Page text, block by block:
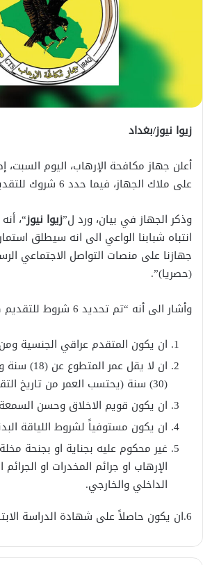
زيوا نيوز/بغداد
أعلن جهاز مكافحة الإرهاب، اليوم السبت،
على ملاك الجهاز، فيما حدد 6 شروك للتقديم.
وذكر الجهاز في بيان، ورد ل”زيوا نيوز“،
انتباه شبابنا الواعي الى انه سيطلق
جهازنا على منصات التواصل الاجتماعي
(حصريا)”.
وأشار الى أنه “تم تحديد 6 شروط للتقديم هي:
ان يكون المتقدم عراقي الجنسية ومن
ان لا يقل عمر
(30) سنة (يحتسب العمر من تاريخ التقديم).
ان يكون قويم الاخلاق وحسن
ان يكون مستوفياً لشروط اللياقة
غير محكوم عليه بجناية او بجنحة
الإرهاب او جرائم المخدرات او
الداخلي والخارجي.
6.ان يكون حاصلاً على شهادة الدراسة الابتدائية في الأقل.